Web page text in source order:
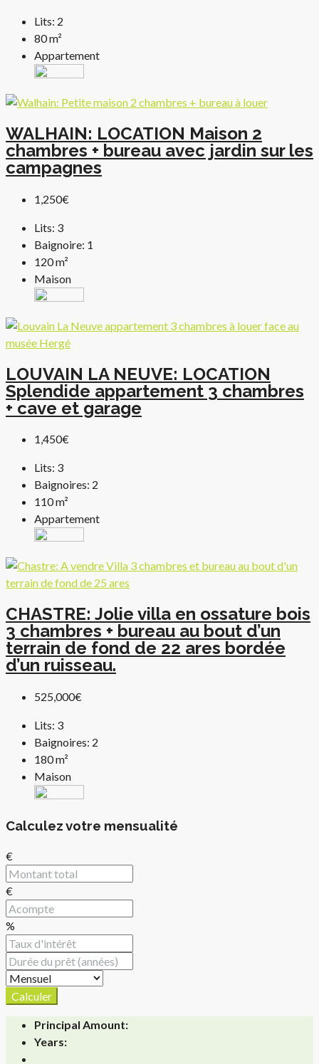
Lits: 2
80m²
Appartement
WALHAIN: LOCATION Maison 2
chambres + bureau avec jardin sur les
campagnes
1,250€
Lits: 3
Baignoire: 1
120m²
Maison
LOUVAIN LA NEUVE: LOCATION
Splendide appartement 3 chambres
+ cave et garage
1,450€
Lits: 3
Baignoires: 2
110m²
Appartement
CHASTRE: Jolie villa en ossature bois
3 chambres + bureau au bout d’un
terrain de fond de 22 ares bordée
d’un ruisseau.
525,000€
Lits: 3
Baignoires: 2
180m²
Maison
Calculez votre mensualité
€
€
%
Calculer
Principal Amount:
Years: